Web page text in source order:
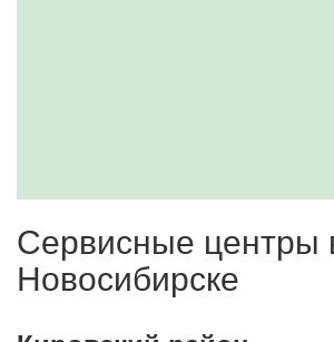
Сервисные центры
Новосибирске